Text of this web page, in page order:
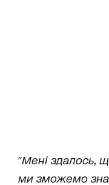
"Мені здалось,
ми зможемо